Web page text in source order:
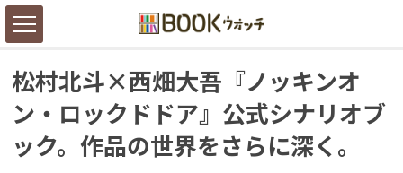
松村北斗×西畑大吾『ノッキンオ
ン・ロックドドア』公式シナリオブ
ック。作品の世界をさらに深く。